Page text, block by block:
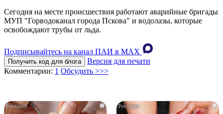
Сегодня на месте происшествия работают аварийные бригады
МУП "Горводоканал города Пскова" и водолазы, которые
освобождают трубы от льда.
Подписывайтесь на канал ПАИ в MAХ
Получить код для блога
Версия для печати
Комментарии: 1 Обсудить >>>
i i